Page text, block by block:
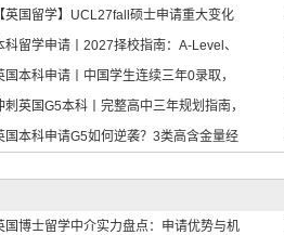
【英国留学】UCL27fall硕士申请重大变化
科留学申请丨2027择校指南：A-Level、
国本科申请丨中国学生连续三年0录取，
刺英国G5本科丨完整高中三年规划指南，
国本科申请G5如何逆袭？3类高含金量经
国博士留学中介实力盘点：申请优势与机